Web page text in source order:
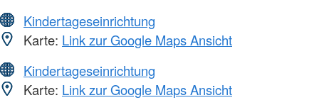
Kindertageseinrichtung
Karte: Link zur Google Maps Ansicht
Kindertageseinrichtung
Karte: Link zur Google Maps Ansicht